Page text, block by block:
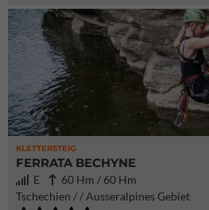
KLETTERSTEIG
FERRATA BECHYNE
E
60 Hm / 60 Hm
Tschechien / / Ausseralpines Gebiet